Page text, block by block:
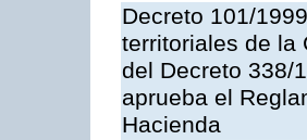
Decreto 101/
territoriales de la
del Decreto 338/
aprueba el
Hacienda